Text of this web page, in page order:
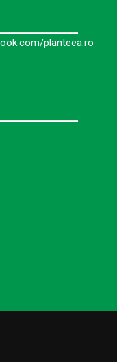
planteea.ro